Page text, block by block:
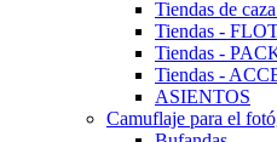
Tiendas de
Tiendas -
Tiendas -
Tiendas -
ASIENTOS
Camuflaje para el